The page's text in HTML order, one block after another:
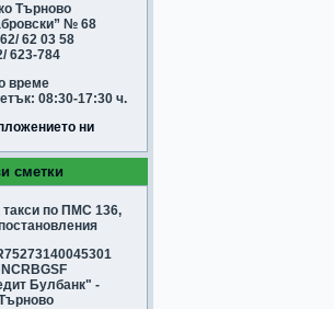
Търново
№ 68
62 03 58
623-784
време
08:30-17:30 ч.
ни
сметки
такси по ПМС 136,
Булбанк" -